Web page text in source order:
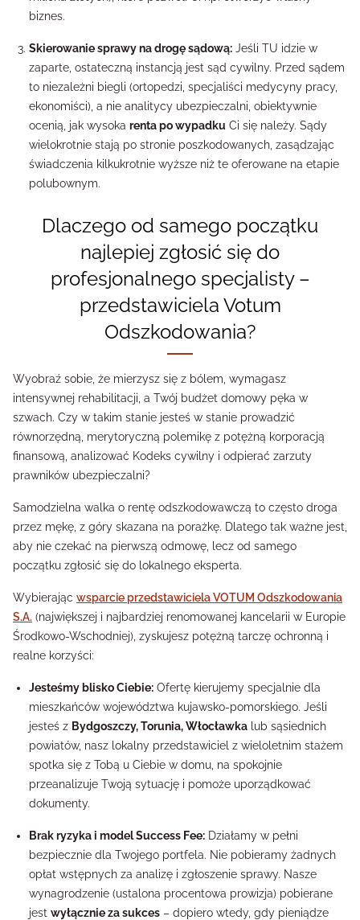
biznes.
Skierowanie sprawy na drogę sądową: Jeśli TU idzie w
zaparte, ostateczną instancją jest sąd cywilny. Przed sądem
to niezależni biegli (ortopedzi, specjaliści medycyny pracy,
ekonomiści), a nie analitycy ubezpieczalni, obiektywnie
ocenią, jak wysoka renta po wypadku Ci się należy. Sądy
wielokrotnie stają po stronie poszkodowanych, zasądzając
świadczenia kilkukrotnie wyższe niż te oferowane na etapie
polubownym.
Dlaczego od samego początku
najlepiej zgłosić się do
profesjonalnego specjalisty –
przedstawiciela Votum
Odszkodowania?
Wyobraź sobie, że mierzysz się z bólem, wymagasz
intensywnej rehabilitacji, a Twój budżet domowy pęka w
szwach. Czy w takim stanie jesteś w stanie prowadzić
równorzędną, merytoryczną polemikę z potężną korporacją
finansową, analizować Kodeks cywilny i odpierać zarzuty
prawników ubezpieczalni?
Samodzielna walka o rentę odszkodowawczą to często droga
przez mękę, z góry skazana na porażkę. Dlatego tak ważne jest,
aby nie czekać na pierwszą odmowę, lecz od samego
początku zgłosić się do lokalnego eksperta.
Wybierając wsparcie przedstawiciela VOTUM Odszkodowania
S.A. (największej i najbardziej renomowanej kancelarii w Europie
Środkowo-Wschodniej), zyskujesz potężną tarczę ochronną i
realne korzyści:
Jesteśmy blisko Ciebie: Ofertę kierujemy specjalnie dla
mieszkańców województwa kujawsko-pomorskiego. Jeśli
jesteś z Bydgoszczy, Torunia, Włocławka lub sąsiednich
powiatów, nasz lokalny przedstawiciel z wieloletnim stażem
spotka się z Tobą u Ciebie w domu, na spokojnie
przeanalizuje Twoją sytuację i pomoże uporządkować
dokumenty.
Brak ryzyka i model Success Fee: Działamy w pełni
bezpiecznie dla Twojego portfela. Nie pobieramy żadnych
opłat wstępnych za analizę i zgłoszenie sprawy. Nasze
wynagrodzenie (ustalona procentowa prowizja) pobierane
jest wyłącznie za sukces – dopiero wtedy, gdy pieniądze